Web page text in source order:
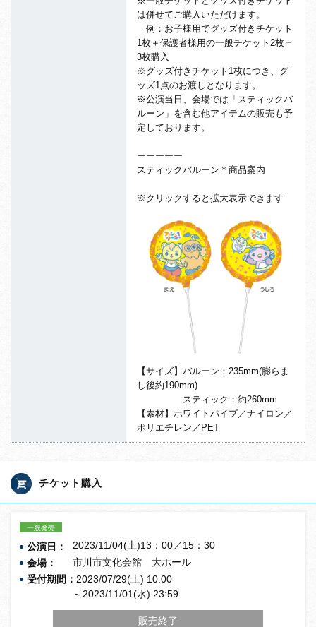
は併せてご購入いただけます。
例：お子様用でグッズ付きチケット
1枚＋保護者様用の一般チケット2枚＝
3枚購入
※グッズ付きチケット1枚につき、グ
ッズ1点のお渡しとなります。
※公演当日、会場では「スティックバ
ルーン」を含む他アイテムの販売も予
定しております。
ーーーーー
スティックバルーン＊商品案内
※クリックすると拡大表示できます
【サイズ】バルーン：235mm(膨らま
し後約190mm)
スティック：約260mm
【素材】ホワイトパイプ／ナイロン／
ポリエチレン／PET
チケット購入
一般発売
公演日：
2023/11/04(土)13：00／15：30
会場：
市川市文化会館 大ホール
受付期間： 2023/07/29(土) 10:00
～2023/11/01(水) 23:59
販売終了